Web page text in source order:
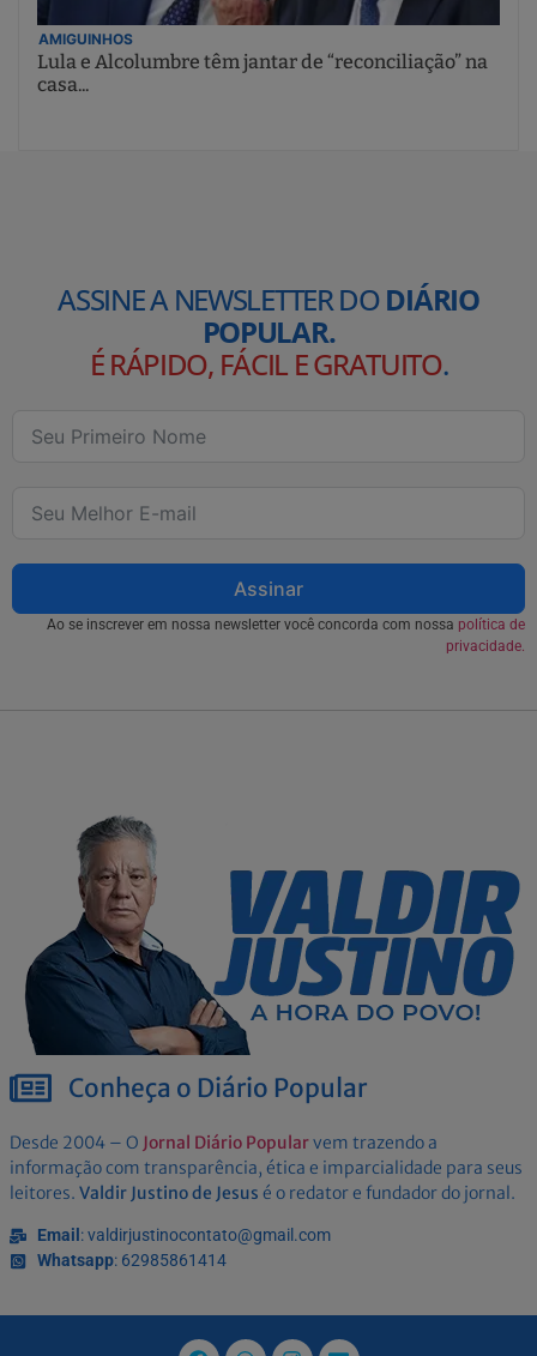
AMIGUINHOS
Lula e Alcolumbre têm jantar de “reconciliação” na
casa...
ASSINE A NEWSLETTER DODIÁRIO
POPULAR.
É RÁPIDO, FÁCIL E GRATUITO.
Assinar
Ao se inscrever em nossa newsletter você concorda com nossa política de
privacidade.
Conheça o Diário Popular
Desde 2004 – O Jornal Diário Popularvem trazendo a
informação com transparência, ética e imparcialidade para seus
leitores. Valdir Justino de Jesus é o redator e fundador do jornal.
Email : valdirjustinocontato@gmail.com
Whatsapp: 62985861414